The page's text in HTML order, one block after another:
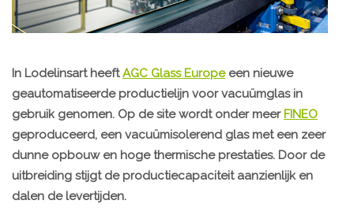
In Lodelinsart heeftAGC Glass Europeeen nieuwe
geautomatiseerde productielijn voor vacuümglas in
gebruik genomen. Op de site wordt onder meer FINEO
geproduceerd, een vacuümisolerend glas met een zeer
dunne opbouw en hoge thermische prestaties. Door de
uitbreiding stijgt de productiecapaciteit aanzienlijk en
dalen de levertijden.